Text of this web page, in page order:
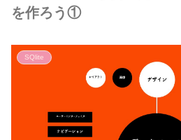
を作ろう①
SQlite